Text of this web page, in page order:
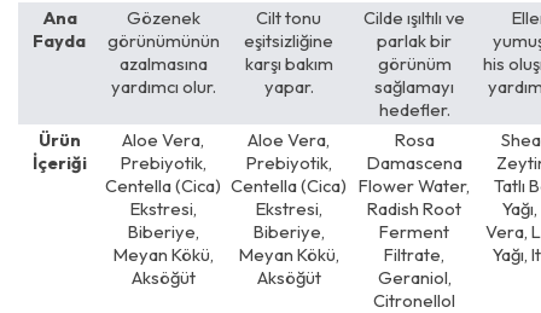
Ana
Fayda
Gözenek
görünümünün
azalmasına
yardımcı olur.
Cilt tonu
eşitsizliğine
karşı bakım
yapar.
Cilde ışıltılı ve
parlak bir
görünüm
sağlamayı
hedefler.
his
Ürün
İçeriği
Aloe Vera,
Prebiyotik,
Centella (Cica)
Ekstresi,
Biberiye,
Meyan Kökü,
Aksöğüt
Aloe Vera,
Prebiyotik,
Centella (Cica)
Ekstresi,
Biberiye,
Meyan Kökü,
Aksöğüt
Rosa
Damascena
Flower Water,
Radish Root
Ferment
Filtrate,
Geraniol,
Citronellol
Shea
Tatlı
Vera,
Yağı,